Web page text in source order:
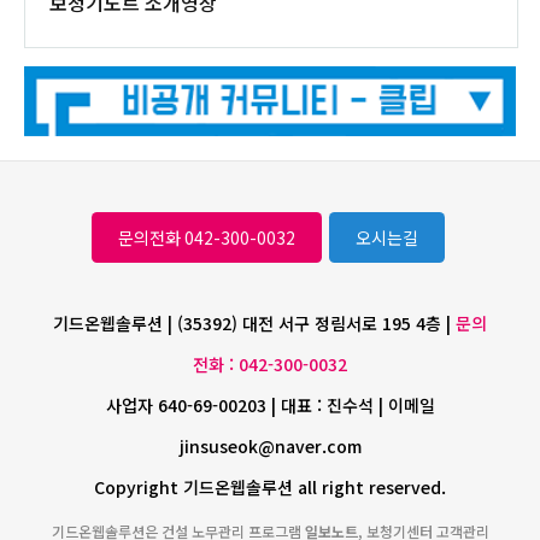
문의전화 042-300-0032 오시는길
기드온웹솔루션 | (35392) 대전 서구 정림서로 195 4층 | 문의
전화 : 042-300-0032
사업자 640-69-00203 | 대표 : 진수석 | 이메일
jinsuseok@naver.com
Copyright 기드온웹솔루션 all right reserved.
기드온웹솔루션은 건설 노무관리 프로그램 일보노트, 보청기센터 고객관리